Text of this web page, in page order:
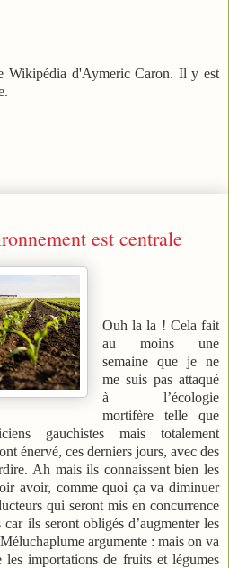
Wikipédia d'Aymeric Caron. Il y est
est centrale
Ouh la la ! Cela fait
au moins une
semaine que je ne
me suis pas attaqué
à l’écologie
mortifère telle que
gauchistes mais totalement
énervé, ces derniers jours, avec des
Ah mais ils connaissent bien les
avoir, comme quoi ça va diminuer
qui seront mis en concurrence
ils seront obligés d’augmenter les
argumente : mais on va
importations de fruits et légumes